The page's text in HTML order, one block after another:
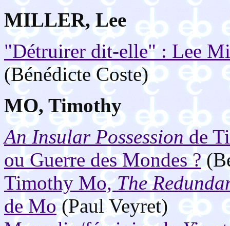
MILLER, Lee
"Détruirer dit-elle" : Lee
(Bénédicte Coste)
MO, Timothy
An Insular Possessionde
ou Guerre des Mondes ?
Timothy Mo,The
de Mo(Paul Veyret)